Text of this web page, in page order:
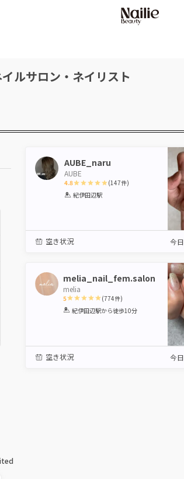
ルサロン・ネイリスト
AUBE_naru
AUBE
4.8
1 2 3 4 5
(147件)
紀伊田辺駅
空き状況 今日
melia_nail_fem.salon
melia
5
1 2 3 4 5
(774件)
紀伊田辺駅から徒歩10分
空き状況 今日